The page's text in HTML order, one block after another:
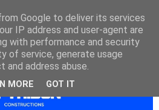
Google to deliver its services
IP address and user-agent are
with performance and security
of service, generate usage
address abuse.
MORE GOT IT